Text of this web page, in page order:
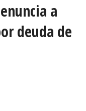
a
deuda de